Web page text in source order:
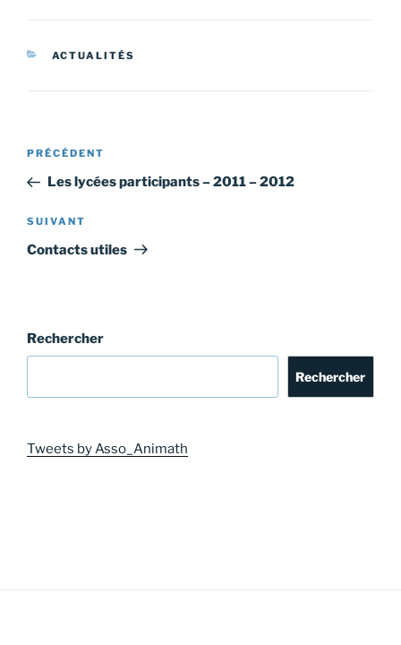
CATÉGORIES
ACTUALITÉS
Navigation
l’article
Article
précédent
PRÉCÉDENT
Les lycées participants – 2011 – 2012
Article
suivant
SUIVANT
Contacts utiles
Rechercher
Rechercher
Tweets by Asso_Animath